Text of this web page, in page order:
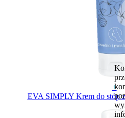
+
EVA SIMPLY Krem do stóp z